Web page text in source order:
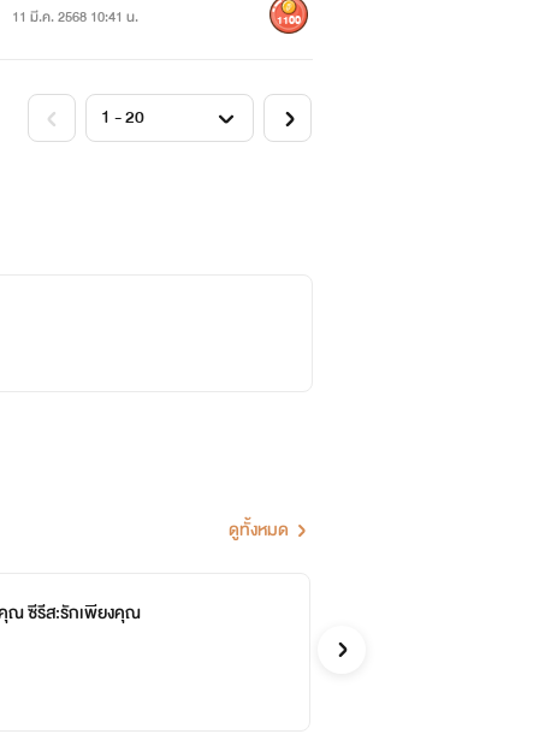
11 มี.ค. 2568 10:41 น. 1100
ดูทั้งหมด
ณ ซีรีส:รักเพียงคุณ